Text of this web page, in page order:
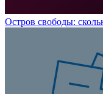
Остров свободы: